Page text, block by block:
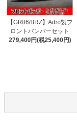
【GR86/BRZ】Adro製フ
ロントバンパーセット
279,400円(税25,400円)